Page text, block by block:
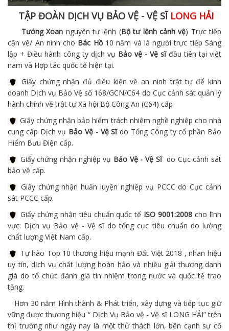
TẬP ĐOÀN DỊCH VỤ BẢO VỆ - VỆ SĨLONG HẢI
Tướng Xoan nguyên tư lệnh (Bộ tư lệnh cảnh vệ) Trực tiếp
cận vệ/ An ninh cho Bác Hồ10 năm và là người trực tiếp Sáng
lập + Điều hành công ty dịch vụ Bảo vệ - Vệ sĩđầu tiên tại việt
nam và Hợp tác quốc tế hiện tại.
Giấy chứng nhận đủ điều kiện về an ninh trật tự để kinh
doanh Dịch vụ Bảo Vệ số 168/GCN/C64 do Cục cảnh sát quản lý
hành chính về trật tự Xã hội Bộ Công An (C64) cấp
Giấy chứng nhận bảo hiểm trách nhiệm nghề nghiệp cho nhà
cung cấp Dịch vụ Bảo Vệ - Vệ Sĩdo Tổng Công ty cổ phần Bảo
Hiểm Bưu Điện cấp.
Giấy chứng nhận nghiệp vụ Bảo Vệ - Vệ Sĩdo Cục cảnh sát
bảo vệ cấp.
Giấy chứng nhận huấn luyện nghiệp vụ PCCC do Cục cảnh
sát PCCC cấp.
Giấy chứng nhận tiêu chuẩn quốc tế ISO 9001:2008 cho lĩnh
vực: Dịch vụ Bảo vệ - Vệ sĩ do tổng cục tiêu chuẩn do lường
chất lượng Việt Nam cấp.
Tự hào Top 10 thương hiệu mạnh Đất Việt 2018 , nhãn hiệu
uy tín, dịch vụ chất lượng hoàn hảo và nhiều giải thương danh
giá do tổ chức đánh giá tín nhiệm trong nước và quốc tế trao
tặng.
Hơn 30 năm Hình thành & Phát triển, xây dựng và tiếp tục giữ
vững được thương hiệu “ Dịch Vụ Bảo vệ - Vệ sĩ LONG HẢI” trên
thị trường như ngày nay là một thử thách lớn, bên cạnh sự cố